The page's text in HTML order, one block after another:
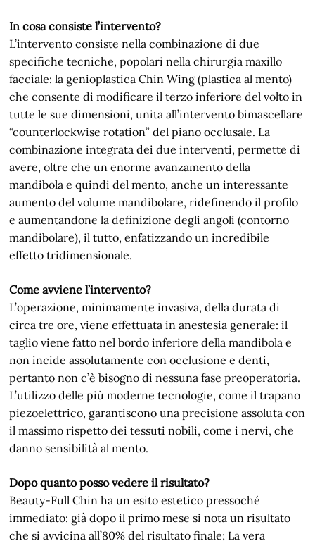
In cosa consiste l’intervento?
L’intervento consiste nella combinazione di due
specifiche tecniche, popolari nella chirurgia maxillo
facciale: la genioplastica Chin Wing (plastica al mento)
che consente di modificare il terzo inferiore del volto in
tutte le sue dimensioni, unita all’intervento bimascellare
“counterlockwise rotation” del piano occlusale. La
combinazione integrata dei due interventi, permette di
avere, oltre che un enorme avanzamento della
mandibola e quindi del mento, anche un interessante
aumento del volume mandibolare, ridefinendo il profilo
e aumentandone la definizione degli angoli (contorno
mandibolare), il tutto, enfatizzando un incredibile
effetto tridimensionale.
Come avviene l’intervento?
L’operazione, minimamente invasiva, della durata di
circa tre ore, viene effettuata in anestesia generale: il
taglio viene fatto nel bordo inferiore della mandibola e
non incide assolutamente con occlusione e denti,
pertanto non c’è bisogno di nessuna fase preoperatoria.
L’utilizzo delle più moderne tecnologie, come il trapano
piezoelettrico, garantiscono una precisione assoluta con
il massimo rispetto dei tessuti nobili, come i nervi, che
danno sensibilità al mento.
Dopo quanto posso vedere il risultato?
Beauty-Full Chin ha un esito estetico pressoché
immediato: già dopo il primo mese si nota un risultato
che si avvicina all’80% del risultato finale; La vera